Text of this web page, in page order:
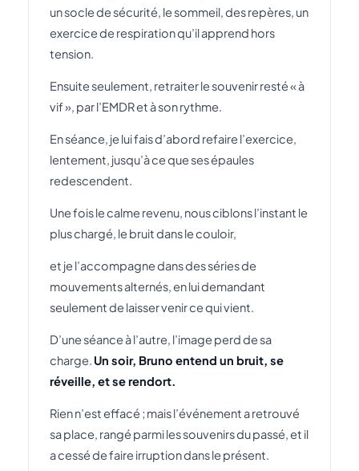
un socle de sécurité, le sommeil, des repères, un
exercice de respiration qu’il apprend hors
tension.
Ensuite seulement, retraiter le souvenir resté « à
vif », par l’EMDR et à son rythme.
En séance, je lui fais d’abord refaire l’exercice,
lentement, jusqu’à ce que ses épaules
redescendent.
Une fois le calme revenu, nous ciblons l’instant le
plus chargé, le bruit dans le couloir,
et je l’accompagne dans des séries de
mouvements alternés, en lui demandant
seulement de laisser venir ce qui vient.
D’une séance à l’autre, l’image perd de sa
charge. Un soir, Bruno entend un bruit, se
réveille, et se rendort.
Rien n’est effacé ; mais l’événement a retrouvé
sa place, rangé parmi les souvenirs du passé, et il
a cessé de faire irruption dans le présent.